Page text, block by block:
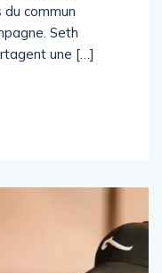
commun
Seth
une […]